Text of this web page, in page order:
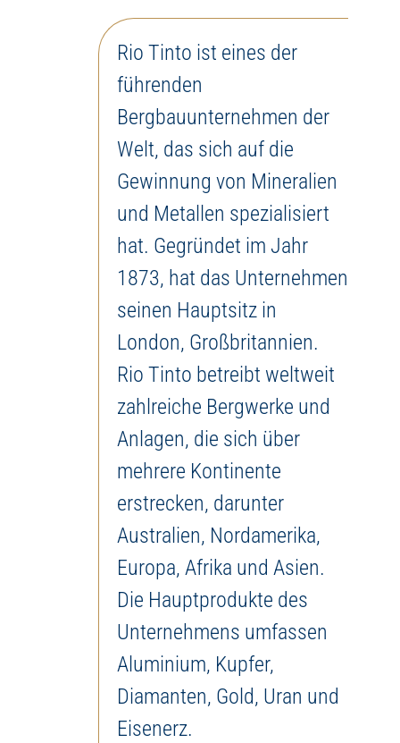
Rio Tinto ist eines der
führenden
Bergbauunternehmen der
Welt, das sich auf die
Gewinnung von Mineralien
und Metallen spezialisiert
hat. Gegründet im Jahr
1873, hat das Unternehmen
seinen Hauptsitz in
London, Großbritannien.
Rio Tinto betreibt weltweit
zahlreiche Bergwerke und
Anlagen, die sich über
mehrere Kontinente
erstrecken, darunter
Australien, Nordamerika,
Europa, Afrika und Asien.
Die Hauptprodukte des
Unternehmens umfassen
Aluminium, Kupfer,
Diamanten, Gold, Uran und
Eisenerz.